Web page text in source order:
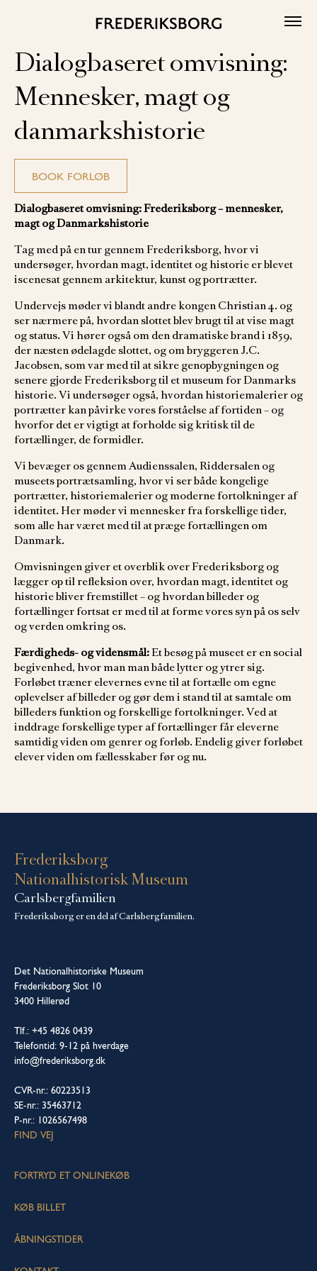
Dialogbaseret omvisning:
Mennesker, magt og
danmarkshistorie
BOOK FORLØB
Dialogbaseret omvisning: Frederiksborg – mennesker,
magt og Danmarkshistorie
Tag med på en tur gennem Frederiksborg, hvor vi
undersøger, hvordan magt, identitet og historie er blevet
iscenesat gennem arkitektur, kunst og portrætter.
Undervejs møder vi blandt andre kongen Christian 4. og
ser nærmere på, hvordan slottet blev brugt til at vise magt
og status. Vi hører også om den dramatiske brand i 1859,
der næsten ødelagde slottet, og om bryggeren J.C.
Jacobsen, som var med til at sikre genopbygningen og
senere gjorde Frederiksborg til et museum for Danmarks
historie. Vi undersøger også, hvordan historiemalerier og
portrætter kan påvirke vores forståelse af fortiden – og
hvorfor det er vigtigt at forholde sig kritisk til de
fortællinger, de formidler.
Vi bevæger os gennem Audienssalen, Riddersalen og
museets portrætsamling, hvor vi ser både kongelige
portrætter, historiemalerier og moderne fortolkninger af
identitet. Her møder vi mennesker fra forskellige tider,
som alle har været med til at præge fortællingen om
Danmark.
Omvisningen giver et overblik over Frederiksborg og
lægger op til refleksion over, hvordan magt, identitet og
historie bliver fremstillet – og hvordan billeder og
fortællinger fortsat er med til at forme vores syn på os selv
og verden omkring os.
Færdigheds- og vidensmål:Et besøg på museet er en social
begivenhed, hvor man man både lytter og ytrer sig.
Forløbet træner elevernes evne til at fortælle om egne
oplevelser af billeder og gør dem i stand til at samtale om
billeders funktion og forskellige fortolkninger. Ved at
inddrage forskellige typer af fortællinger får eleverne
samtidig viden om genrer og forløb. Endelig giver forløbet
elever viden om fællesskaber før og nu.
Frederiksborg
Nationalhistorisk Museum
Carlsbergfamilien
Frederiksborg er en del af Carlsbergfamilien.
Det Nationalhistoriske Museum
Frederiksborg Slot 10
3400 Hillerød
Tlf.: +45 4826 0439
Telefontid: 9-12 på hverdage
info@frederiksborg.dk
CVR-nr.: 60223513
SE-nr.: 35463712
P-nr.: 1026567498
FIND VEJ
FORTRYD ET ONLINEKØB
KØB BILLET
ÅBNINGSTIDER